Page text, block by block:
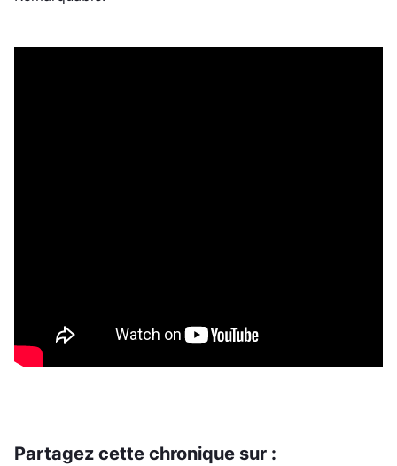
Partagez cette chronique sur :